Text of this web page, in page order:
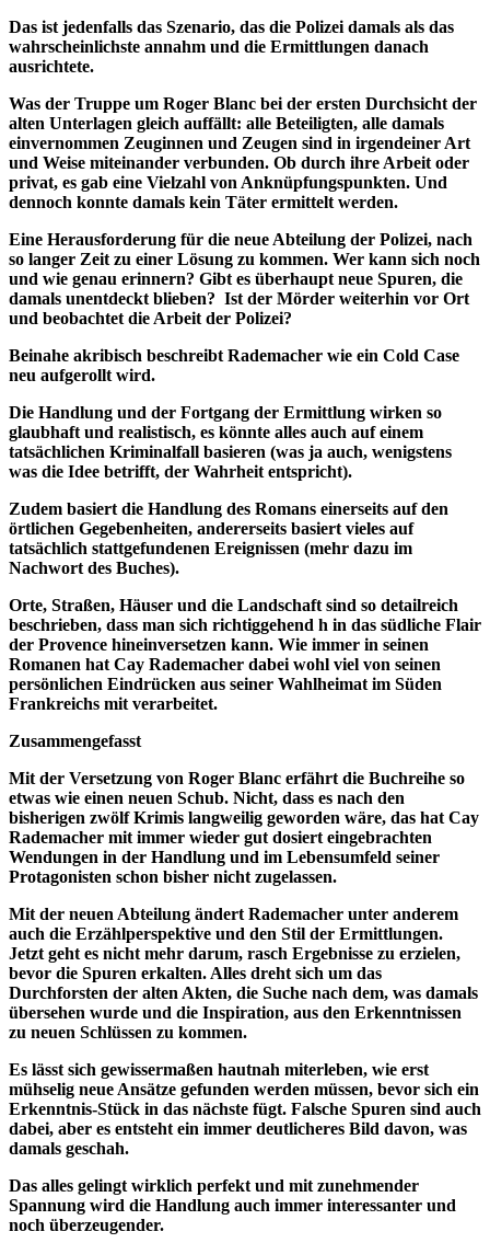
Das ist jedenfalls das Szenario, das die Polizei damals als das
wahrscheinlichste annahm und die Ermittlungen danach
ausrichtete.
Was der Truppe um Roger Blanc bei der ersten Durchsicht der
alten Unterlagen gleich auffällt: alle Beteiligten, alle damals
einvernommen Zeuginnen und Zeugen sind in irgendeiner Art
und Weise miteinander verbunden. Ob durch ihre Arbeit oder
privat, es gab eine Vielzahl von Anknüpfungspunkten. Und
dennoch konnte damals kein Täter ermittelt werden.
Eine Herausforderung für die neue Abteilung der Polizei, nach
so langer Zeit zu einer Lösung zu kommen. Wer kann sich noch
und wie genau erinnern? Gibt es überhaupt neue Spuren, die
damals unentdeckt blieben? Ist der Mörder weiterhin vor Ort
und beobachtet die Arbeit der Polizei?
Beinahe akribisch beschreibt Rademacher wie ein Cold Case
neu aufgerollt wird.
Die Handlung und der Fortgang der Ermittlung wirken so
glaubhaft und realistisch, es könnte alles auch auf einem
tatsächlichen Kriminalfall basieren (was ja auch, wenigstens
was die Idee betrifft, der Wahrheit entspricht).
Zudem basiert die Handlung des Romans einerseits auf den
örtlichen Gegebenheiten, andererseits basiert vieles auf
tatsächlich stattgefundenen Ereignissen (mehr dazu im
Nachwort des Buches).
Orte, Straßen, Häuser und die Landschaft sind so detailreich
beschrieben, dass man sich richtiggehend h in das südliche Flair
der Provence hineinversetzen kann. Wie immer in seinen
Romanen hat Cay Rademacher dabei wohl viel von seinen
persönlichen Eindrücken aus seiner Wahlheimat im Süden
Frankreichs mit verarbeitet.
Zusammengefasst
Mit der Versetzung von Roger Blanc erfährt die Buchreihe so
etwas wie einen neuen Schub. Nicht, dass es nach den
bisherigen zwölf Krimis langweilig geworden wäre, das hat Cay
Rademacher mit immer wieder gut dosiert eingebrachten
Wendungen in der Handlung und im Lebensumfeld seiner
Protagonisten schon bisher nicht zugelassen.
Mit der neuen Abteilung ändert Rademacher unter anderem
auch die Erzählperspektive und den Stil der Ermittlungen.
Jetzt geht es nicht mehr darum, rasch Ergebnisse zu erzielen,
bevor die Spuren erkalten. Alles dreht sich um das
Durchforsten der alten Akten, die Suche nach dem, was damals
übersehen wurde und die Inspiration, aus den Erkenntnissen
zu neuen Schlüssen zu kommen.
Es lässt sich gewissermaßen hautnah miterleben, wie erst
mühselig neue Ansätze gefunden werden müssen, bevor sich ein
Erkenntnis-Stück in das nächste fügt. Falsche Spuren sind auch
dabei, aber es entsteht ein immer deutlicheres Bild davon, was
damals geschah.
Das alles gelingt wirklich perfekt und mit zunehmender
Spannung wird die Handlung auch immer interessanter und
noch überzeugender.